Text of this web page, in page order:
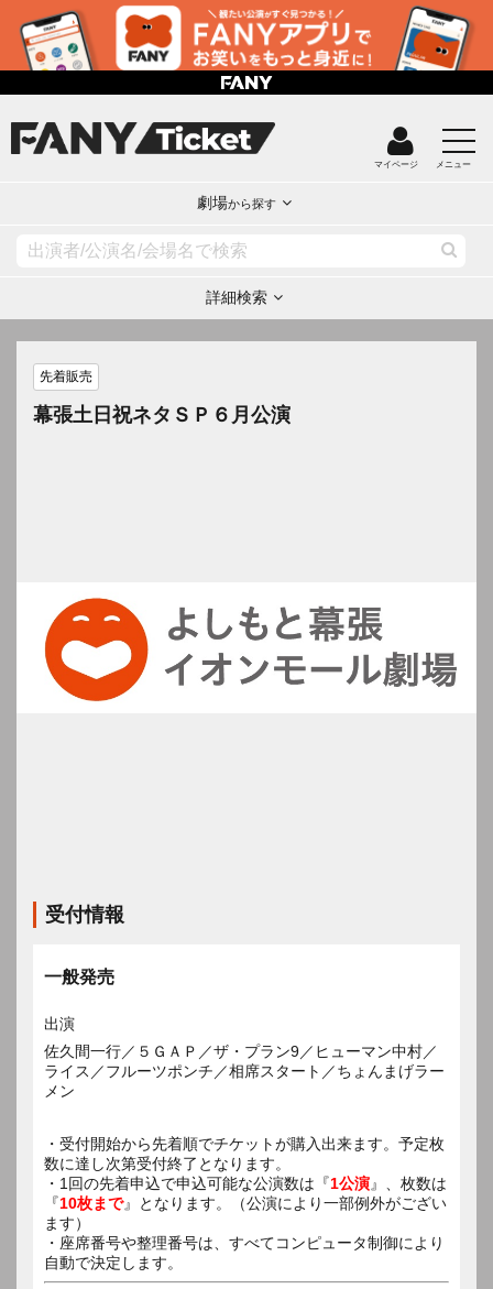
マイページ メニュー
劇場から探す
詳細検索
先着販売
幕張土日祝ネタＳＰ６月公演
受付情報
一般発売
出演
佐久間一行／５ＧＡＰ／ザ・プラン9／ヒューマン中村／
ライス／フルーツポンチ／相席スタート／ちょんまげラー
メン
・受付開始から先着順でチケットが購入出来ます。予定枚
数に達し次第受付終了となります。
・1回の先着申込で申込可能な公演数は『1公演』、枚数は
『10枚まで』となります。（公演により一部例外がござい
ます）
・座席番号や整理番号は、すべてコンピュータ制御により
自動で決定します。